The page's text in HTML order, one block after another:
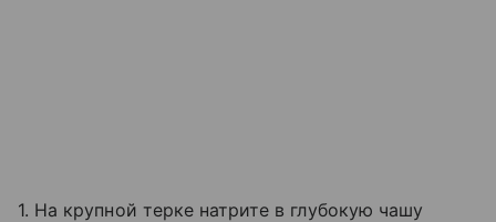
1. На крупной терке натрите в глубокую чашу